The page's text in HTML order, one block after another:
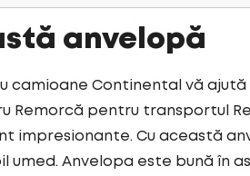
anvelopă
camioane Continental vă
Remorcă pentru transportul
impresionante. Cu această
umed. Anvelopa este bună în